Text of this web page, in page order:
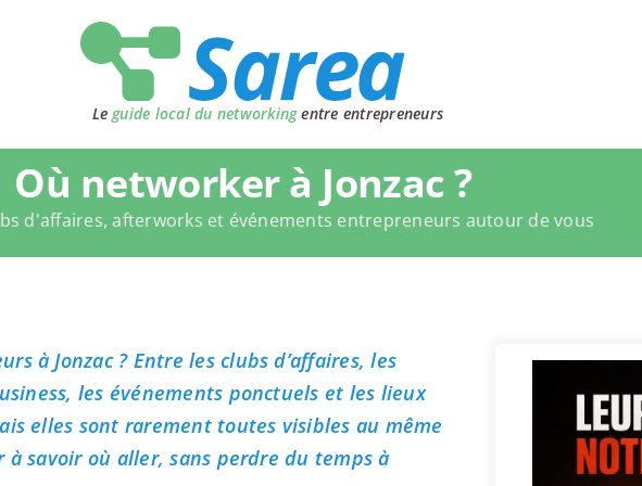
Le guide local du networkingentre entrepreneurs
Où networker à Jonzac ?
d'affaires, afterworks et événements entrepreneurs autour de vous
à Jonzac ? Entre les clubs d’affaires, les
les événements ponctuels et les lieux
elles sont rarement toutes visibles au même
savoir où aller, sans perdre du temps à